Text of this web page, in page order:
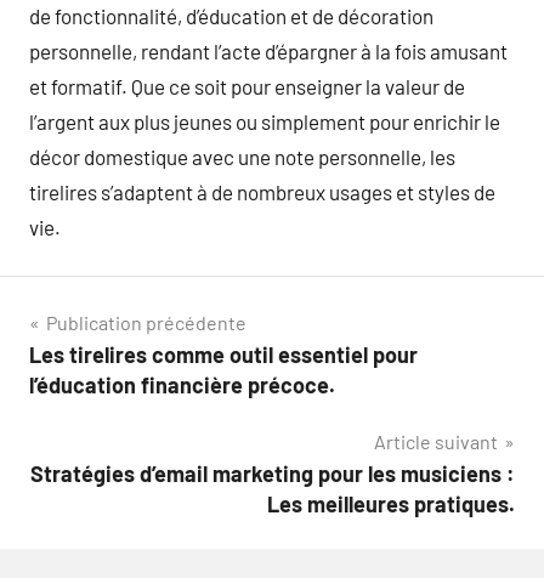
de fonctionnalité, d’éducation et de décoration
personnelle, rendant l’acte d’épargner à la fois amusant
et formatif. Que ce soit pour enseigner la valeur de
l’argent aux plus jeunes ou simplement pour enrichir le
décor domestique avec une note personnelle, les
tirelires s’adaptent à de nombreux usages et styles de
vie.
Navigation
de
Publication précédente
Les tirelires comme outil essentiel pour
l’éducation financière précoce.
Article suivant
Stratégies d’email marketing pour les musiciens :
Les meilleures pratiques.